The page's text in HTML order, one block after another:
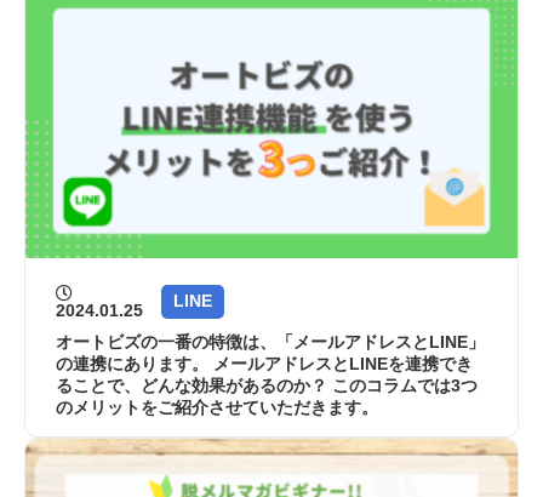
2024.01.25 LINE
オートビズの一番の特徴は、「メールアドレスとLINE」
の連携にあります。 メールアドレスとLINEを連携でき
ることで、どんな効果があるのか？ このコラムでは3つ
のメリットをご紹介させていただきます。